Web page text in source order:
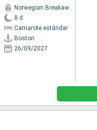
Norwegian Breakaway
8 d
Camarote estándar
Boston
26/09/2027